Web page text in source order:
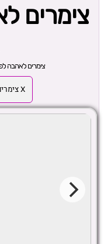
צימרים
צימרים לאהבה
X צימרים לאהבה לפי שעות בצפון